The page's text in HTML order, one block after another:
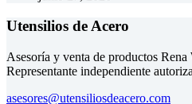
Utensilios de Acero
Asesoría y venta de productos Rena
Representante independiente
asesores@utensiliosdeacero.com